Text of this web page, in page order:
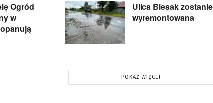
Ogród
w
Ulica Biesak zostanie
wyremontowana
POKAŻ WIĘCEJ